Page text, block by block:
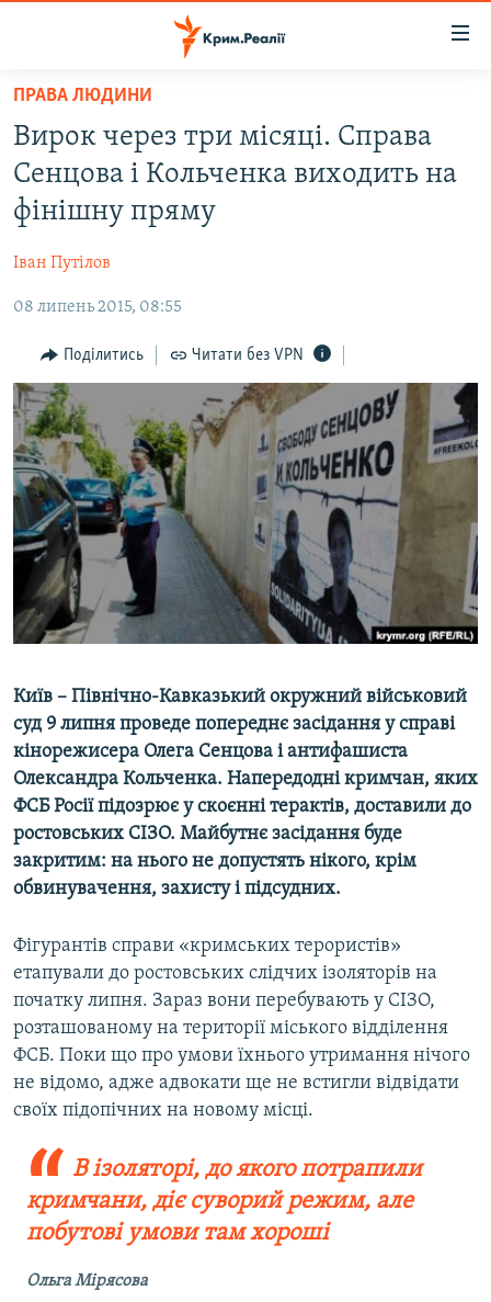
Перейти
основного
матеріалу
Перейти
до
основної
навігації
Перейти
пошуку
ВОДА.КРИМ
ВІДЕО ТА ФОТО
БЛОГИ
ПОГЛЯД
ІНТЕРВ'Ю
ВСЕ ЗА ДЕНЬ
СПЕЦПРОЕКТИ
ДЕПОРТАЦІЯ
ВІДЕОУРОКИ «ELIFBE»
СВІДЧЕННЯ ОКУПАЦІЇ
УКРАЇНСЬКА ПРОБЛЕМА КРИМУ
ІНФОГРАФІКА
ЯК ОБІЙТИ БЛОКУВАННЯ
Русский
Qırımtatar
ДОЛУЧАЙСЯ!
Усі сайти RFE/RL
ПРАВА ЛЮДИНИ
Вирок через три місяці. Справа
Сенцова і Кольченка виходить на
фінішну пряму
Іван Путілов
08 липень 2015, 08:55
Поділитись Читати без VPN
Київ – Північно-Кавказький окружний військовий
суд 9 липня проведе попереднє засідання у справі
кінорежисера Олега Сенцова і антифашиста
Олександра Кольченка. Напередодні кримчан, яких
ФСБ Росії підозрює у скоєнні терактів, доставили до
ростовських СІЗО. Майбутнє засідання буде
закритим: на нього не допустять нікого, крім
обвинувачення, захисту і підсудних.
Фігурантів справи «кримських терористів»
етапували до ростовських слідчих ізоляторів на
початку липня. Зараз вони перебувають у СІЗО,
розташованому на території міського відділення
ФСБ. Поки що про умови їхнього утримання нічого
не відомо, адже адвокати ще не встигли відвідати
своїх підопічних на новому місці.
В ізоляторі, до якого потрапили
кримчани, діє суворий режим, але
побутові умови там хороші
Ольга Мірясова